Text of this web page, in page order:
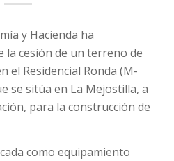
y Hacienda ha
la cesión de un terreno de
el Residencial Ronda (M-
se sitúa en La Mejostilla, a
para la construcción de
como equipamiento